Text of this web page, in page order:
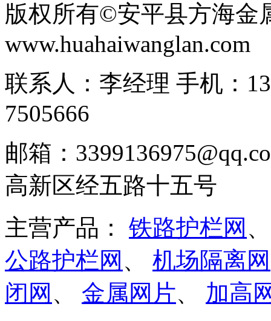
版权所有©安平县方海金
www.huahaiwanglan.com
联系人：李经理 手机：
7505666
邮箱：
高新区经五路十五号
主营产品： 铁路护栏网
公路护栏网 、 机场隔离网
闭网 、 金属网片、 加高